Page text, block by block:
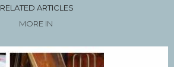
RELATED ARTICLES
MORE IN